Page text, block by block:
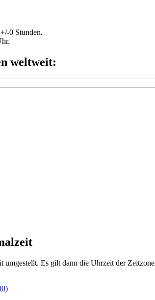
0 Stunden.
weltweit:
umgestellt. Es gilt dann die Uhrzeit der Zeitzone